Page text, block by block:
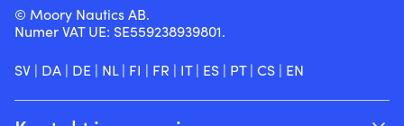
© Moory Nautics AB.
Numer VAT UE: SE559238939801.
SV | DA | DE | NL| FI | FR | IT| ES | PT| CS | EN